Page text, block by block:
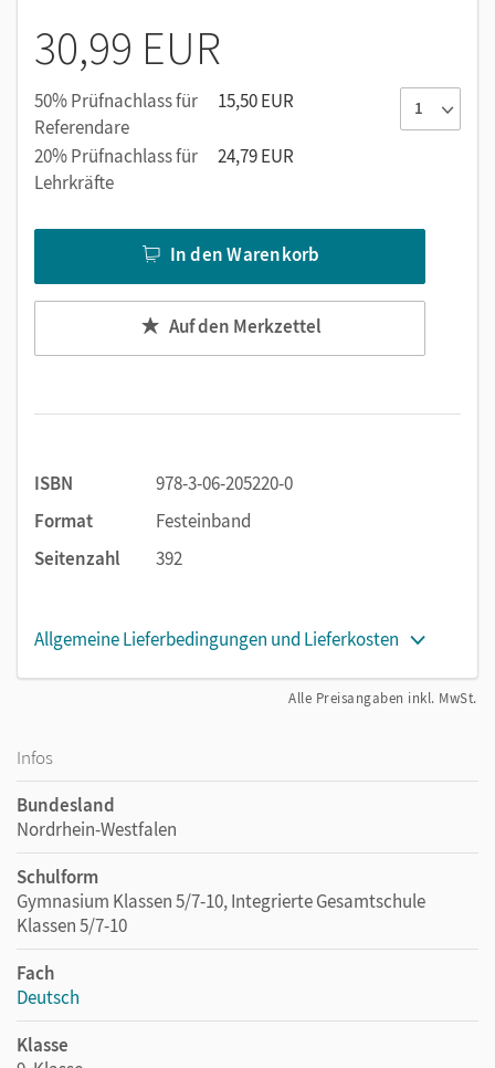
30,99 EUR
50% Prüfnachlass für
Referendare
15,50 EUR
20% Prüfnachlass für
Lehrkräfte
24,79 EUR
In den Warenkorb
Auf den Merkzettel
ISBN
978-3-06-205220-0
Format
Festeinband
Seitenzahl
392
Allgemeine Lieferbedingungen und Lieferkosten
Alle Preisangaben inkl. MwSt.
Infos
Bundesland
Nordrhein-Westfalen
Schulform
Gymnasium Klassen 5/7-10, Integrierte Gesamtschule
Klassen 5/7-10
Fach
Deutsch
Klasse